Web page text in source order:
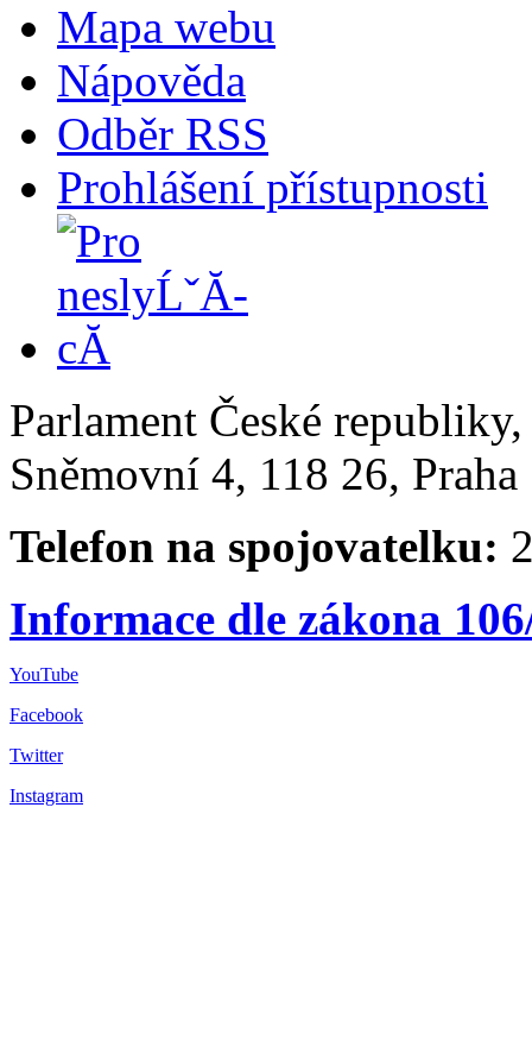
Mapa webu
Nápověda
Odběr RSS
Prohlášení přístupnosti
Parlament České
Sněmovní 4, 118 26,
Telefon na spojovatelku:
Informace dle zákona
YouTube
Facebook
Twitter
Instagram